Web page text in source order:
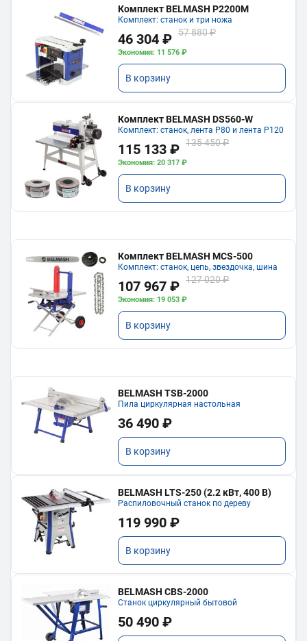
Комплект BELMASH P2200M
Комплект: станок и три ножа
46 304 ₽ 57 880 ₽
Экономия: 11 576 ₽
В корзину
Комплект BELMASH DS560-W
Комплект: станок, лента P80 и лента P120
115 133 ₽ 135 450 ₽
Экономия: 20 317 ₽
В корзину
Комплект BELMASH MCS-500
Комплект: станок, цепь, звездочка, шина
107 967 ₽ 127 020 ₽
Экономия: 19 053 ₽
В корзину
BELMASH TSB-2000
Пила циркулярная настольная
36 490 ₽
В корзину
BELMASH LTS-250 (2.2 кВт, 400 В)
Распиловочный станок по дереву
119 990 ₽
В корзину
BELMASH CBS-2000
Станок циркулярный бытовой
50 490 ₽